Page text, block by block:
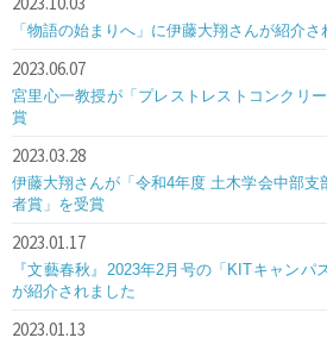
「物語の始まりへ」に伊藤大翔さんが紹介さ
2023.06.07
宮里心一教授が「プレストレストコンクリ
賞
2023.03.28
伊藤大翔さんが「令和4年度 土木学会中部支
者賞」を受賞
2023.01.17
『文藝春秋』2023年2月号の「KITキャンパ
が紹介されました
2023.01.13